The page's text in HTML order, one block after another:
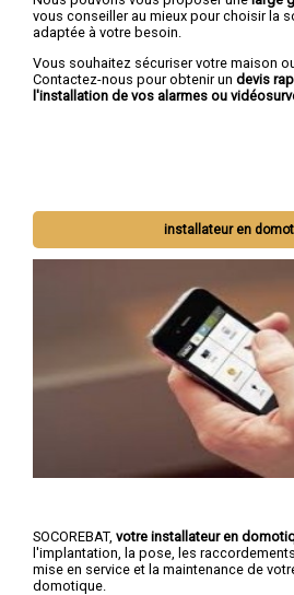
vous conseiller au mieux pour choisir la
adaptée à votre besoin.
Vous souhaitez sécuriser votre maison
Contactez-nous pour obtenir un devis
l'installation de vos alarmes ou
installateur en
SOCOREBAT, votre installateur en
l'implantation, la pose, les
mise en service et la maintenance de
domotique.